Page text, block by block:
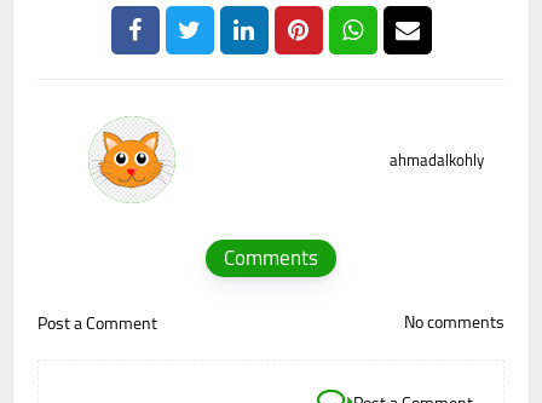
ahmadalkohly
Comments
No comments
Post a Comment